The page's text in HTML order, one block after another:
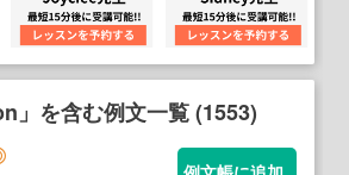
」を含む例文一覧 (1553)